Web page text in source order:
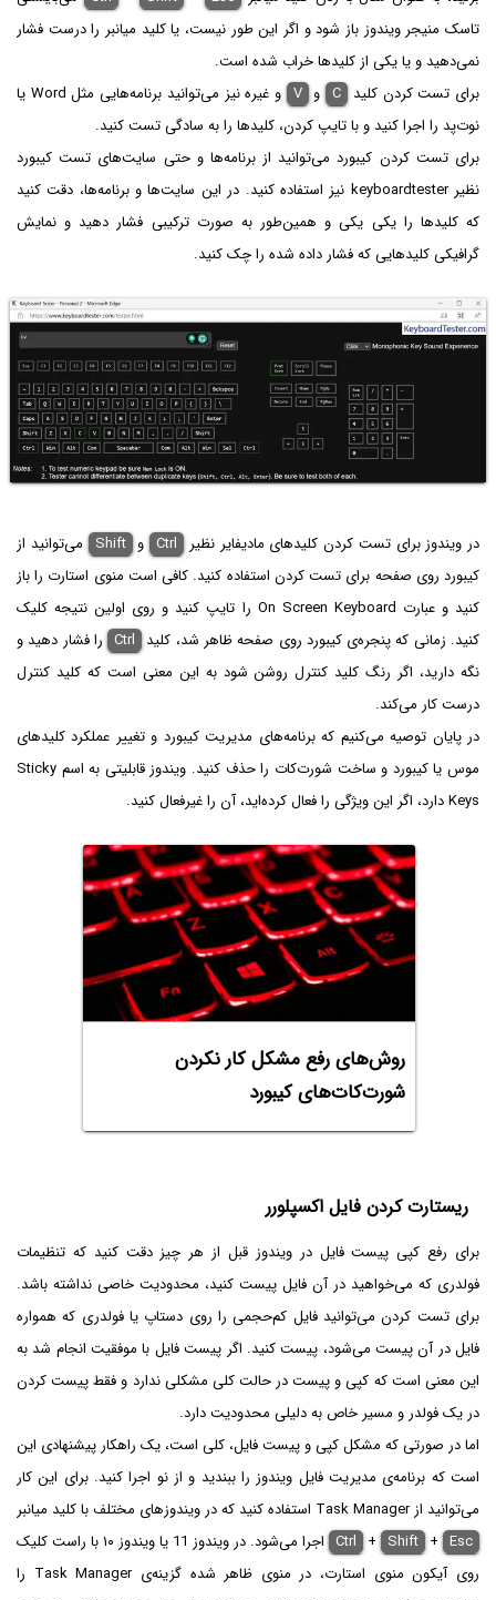
تاسک منیجر ویندوز باز شود و اگر این طور نیست، یا کلید میانبر را درست فشار
نمی‌دهید و یا یکی از کلیدها خراب شده است.
برای تست کردن کلید C و V
و غیره نیز می‌توانید برنامه‌هایی مثل Word یا
نوت‌پد را اجرا کنید و با تایپ کردن، کلیدها را به سادگی تست کنید.
برای تست کردن کیبورد می‌توانید از برنامه‌ها و حتی سایت‌های تست کیبورد
نظیر keyboardtester نیز استفاده کنید. در این سایت‌ها و برنامه‌ها، دقت کنید
که کلیدها را یکی یکی و همین‌طور به صورت ترکیبی فشار دهید و نمایش
گرافیکی کلیدهایی که فشار داده شده را چک کنید.
در ویندوز برای تست کردن کلیدهای مادیفایر نظیر Ctrl و Shift
می‌توانید از
کیبورد روی صفحه برای تست کردن استفاده کنید. کافی است منوی استارت را باز
کنید و عبارت On Screen Keyboard را تایپ کنید و روی اولین نتیجه کلیک
کنید. زمانی که پنجره‌ی کیبورد روی صفحه ظاهر شد، کلید Ctrl را فشار دهید و
نگه دارید، اگر رنگ کلید کنترل روشن شود به این معنی است که کلید کنترل
درست کار می‌کند.
در پایان توصیه می‌کنیم که برنامه‌های مدیریت کیبورد و تغییر عملکرد کلیدهای
موس یا کیبورد و ساخت شورت‌کات را حذف کنید. ویندوز قابلیتی به اسم Sticky
Keys دارد، اگر این ویژگی را فعال کرده‌اید، آن را غیرفعال کنید.
روش‌های رفع مشکل کار نکردن
شورت‌کات‌های کیبورد
ریستارت کردن فایل اکسپلورر
برای رفع کپی پیست فایل در ویندوز قبل از هر چیز دقت کنید که تنظیمات
فولدری که می‌خواهید در آن فایل پیست کنید، محدودیت خاصی نداشته باشد.
برای تست کردن می‌توانید فایل کم‌حجمی را روی دستاپ یا فولدری که همواره
فایل در آن پیست می‌شود، پیست کنید. اگر پیست فایل با موفقیت انجام شد به
این معنی است که کپی و پیست در حالت کلی مشکلی ندارد و فقط پیست کردن
در یک فولدر و مسیر خاص به دلیلی محدودیت دارد.
اما در صورتی که مشکل کپی و پیست فایل، کلی است، یک راهکار پیشنهادی این
است که برنامه‌ی مدیریت فایل ویندوز را ببندید و از نو اجرا کنید. برای این کار
می‌توانید از Task Manager استفاده کنید که در ویندوزهای مختلف با کلید میانبر
Ctrl + Shift + Esc
اجرا می‌شود. در ویندوز 11 یا ویندوز ۱۰ با راست کلیک
روی آیکون منوی استارت، در منوی ظاهر شده گزینه‌ی Task Manager را